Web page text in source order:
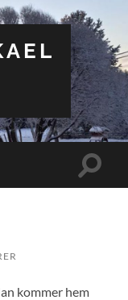
Slå
kommer hem